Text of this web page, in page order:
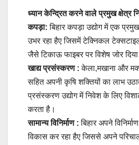
ध्यान केन्द्रित करने वाले प्रमुख क्षेत्र
कपड़ा: बिहार कपड़ा उद्योग में एक
उभर रहा हैए जिसमें टेक्निकल
जैसे टिकाऊ फाइबर पर विशेष जोर दिया
खाद्य प्रसंस्करण : केला,मखाना और
सहित अपनी कृषि शक्तियों का लाभ
प्रसंस्करण उद्योग में निवेश के लिए
करता है।
सामान्य विनिर्माण : बिहार अपने
विकास कर रहा हैए जिससे अपने